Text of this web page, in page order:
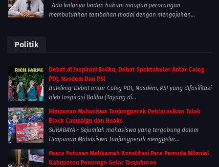
Ada kalanya badan hukum maupun perorangan
membutuhkan tambahan modal dengan mengajukan...
Politik
Debat di Inspirasi Baliku, Debat Spektakuler Antar Caleg
PDI, Nasdem Dan PSI
Buleleng-Debat antar Caleg PDI, Nasdem, PSI yang difasilitasi
oleh Inspirasi Baliku (Tayang di...
Himpunan Mahasiswa Tanjungperak Deklarasikan Tolak
Black Campaign dan Hoaks
SURABAYA - Sejumlah mahasiswa yang tergabung dalam
Himpunan Mahasiswa Tanjungperak menggelar...
Pasca Putusan Mahkamah Konstitusi Para Pemuda Milenial
Kabupaten Ponorogo Gelar Tasyakuran